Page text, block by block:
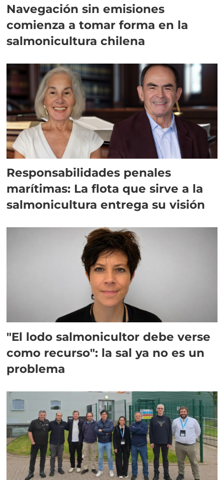
Navegación sin emisiones
comienza a tomar forma en la
salmonicultura chilena
Responsabilidades penales
marítimas: La flota que sirve a la
salmonicultura entrega su visión
"El lodo salmonicultor debe verse
como recurso": la sal ya no es un
problema